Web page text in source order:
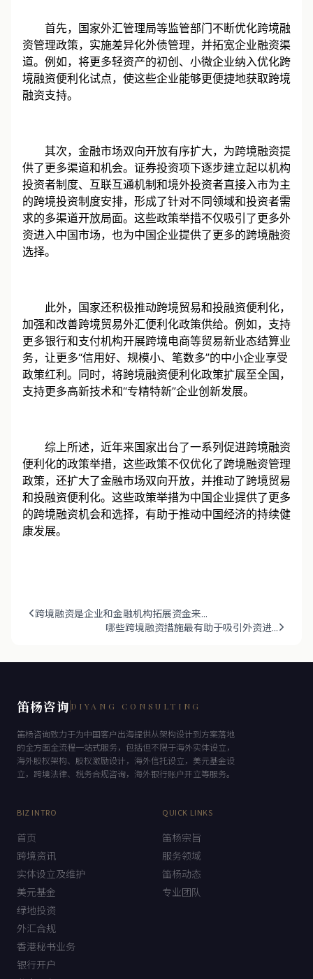
首先，国家外汇管理局等监管部门不断优化跨境融
资管理政策，实施差异化外债管理，并拓宽企业融资渠
道。例如，将更多轻资产的初创、小微企业纳入优化跨
境融资便利化试点，使这些企业能够更便捷地获取跨境
其次，金融市场双向开放有序扩大，为跨境融资提
供了更多渠道和机会。证券投资项下逐步建立起以机构
投资者制度、互联互通机制和境外投资者直接入市为主
的跨境投资制度安排，形成了针对不同领域和投资者需
求的多渠道开放局面。这些政策举措不仅吸引了更多外
资进入中国市场，也为中国企业提供了更多的跨境融资
此外，国家还积极推动跨境贸易和投融资便利化，
加强和改善跨境贸易外汇便利化政策供给。例如，支持
更多银行和支付机构开展跨境电商等贸易新业态结算业
务，让更多“信用好、规模小、笔数多”的中小企业享受
政策红利。同时，将跨境融资便利化政策扩展至全国，
综上所述，近年来国家出台了一系列促进跨境融资
便利化的政策举措，这些政策不仅优化了跨境融资管理
政策，还扩大了金融市场双向开放，并推动了跨境贸易
和投融资便利化。这些政策举措为中国企业提供了更多
的跨境融资机会和选择，有助于推动中国经济的持续健
跨境融资是企业和金融机构拓展资金来...
笛杨咨询致力于为中国客户出海提供从架构设计到方案落地
的全方面全流程一站式服务，包括但不限于海外实体设立，
海外股权架构、股权激励设计，海外信托设立，美元基金设
首页
跨境资讯
实体设立及维护
美元基金
绿地投资
外汇合规
香港秘书业务
笛杨宗旨
服务领域
笛杨动态